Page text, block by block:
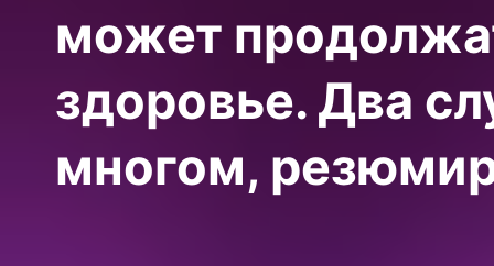
может
здоровье. Два
многом,